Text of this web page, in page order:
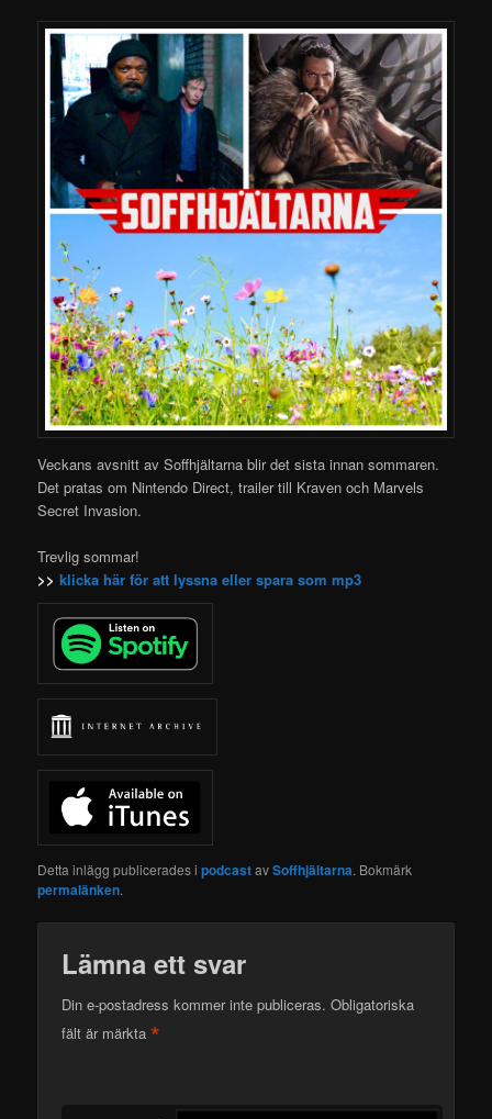
Veckans avsnitt av Soffhjältarna blir det sista innan sommaren.
Det pratas om Nintendo Direct, trailer till Kraven och Marvels
Secret Invasion.
Trevlig sommar!
>> klicka här för att lyssna eller spara som mp3
Detta inlägg publicerades ipodcastavSoffhjältarna. Bokmärk
permalänken.
Lämna ett svar
Din e-postadress kommer inte publiceras. Obligatoriska
fält är märkta*